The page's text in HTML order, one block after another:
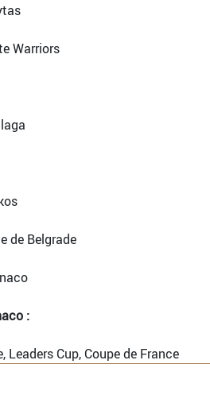
Warriors
de Belgrade
:
Leaders Cup, Coupe de France